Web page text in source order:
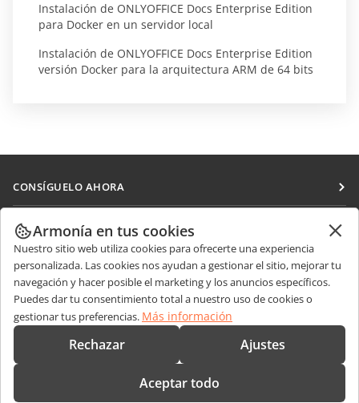
Instalación de ONLYOFFICE Docs Enterprise Edition
para Docker en un servidor local
Instalación de ONLYOFFICE Docs Enterprise Edition
versión Docker para la arquitectura ARM de 64 bits
CONSÍGUELO AHORA
Docs
DocSpace
Workspace
Conectores
Aplicaciones de escritorio
Aplicaciones móviles
COLABORAR
Para colaboradores
Para traductores
Para influencers
Vacantes
RECIBIR NOTICIAS
Blog
OBTENER AYUDA
Foro
CONTÁCTENOS
Preguntas de ventas
sales@onlyoffice.com
partners@onlyoffice.com
Armonía en tus cookies
Nuestro sitio web utiliza cookies para ofrecerte una experiencia
personalizada. Las cookies nos ayudan a gestionar el sitio, mejorar tu
navegación y hacer posible el marketing y los anuncios específicos.
Puedes dar tu consentimiento total a nuestro uso de cookies o
gestionar tus preferencias. Más información
Rechazar Ajustes
Aceptar todo